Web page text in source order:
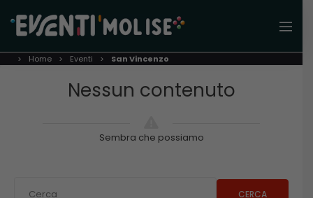
Home Eventi San Vincenzo
Nessun contenuto
Sembra che possiamo
CERCA